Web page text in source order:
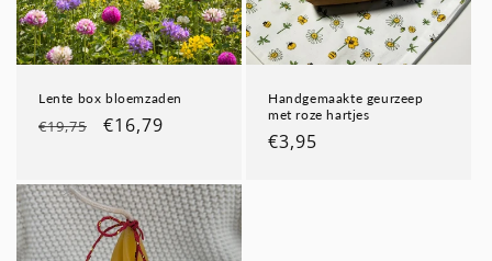
Lente box bloemzaden
Normale
€19,75 Aanbiedingsprijs
€16,79
Handgemaakte geurzeep
met roze hartjes
Normale
€3,95